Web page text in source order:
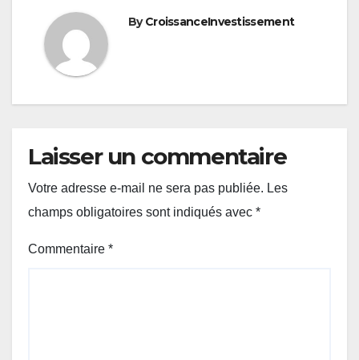
ByCroissanceInvestissement
Laisser un commentaire
Votre adresse e-mail ne sera pas publiée. Les
champs obligatoires sont indiqués avec *
Commentaire *